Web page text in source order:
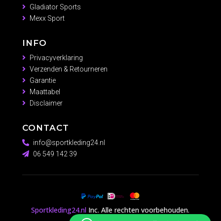
Gladiator Sports
Mexx Sport
INFO
Privacyverklaring
Verzenden & Retourneren
Garantie
Maattabel
Disclaimer
CONTACT
info@sportkleding24.nl
06 549 142 39
Sportkleding24.nl Inc. Alle rechten voorbehouden.